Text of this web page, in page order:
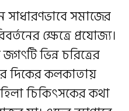
সাধারণভাবে সমাজের
ক্ষেত্রে প্রযোজ্য।
ভিন্ন চরিত্রের
দিকের কলকাতায়
চিকিৎসকের কথা